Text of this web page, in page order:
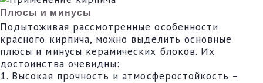
Плюсы и минусы
Подытоживая рассмотренные особенности
красного кирпича, можно выделить основные
плюсы и минусы керамических блоков. Их
достоинства очевидны:
1. Высокая прочность и атмосферостойкость –